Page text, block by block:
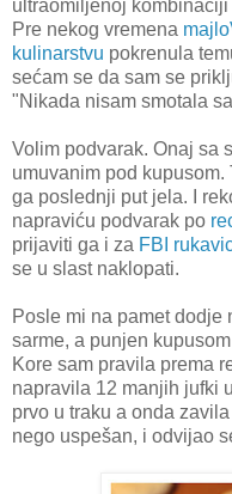
ultraomiljenoj
Pre nekog vremena
kulinarstvu pokrenula
sećam se da sam se
"Nikada nisam smotala
Volim podvarak. Onaj sa
umuvanim pod kupusom.
ga poslednji put jela. I
napraviću podvarak po
prijaviti ga i za FBI
se u slast naklopati.
Posle mi na pamet dodje
sarme, a punjen
Kore sam pravila prema
napravila 12 manjih jufki
prvo u traku a onda
nego uspešan, i odvijao